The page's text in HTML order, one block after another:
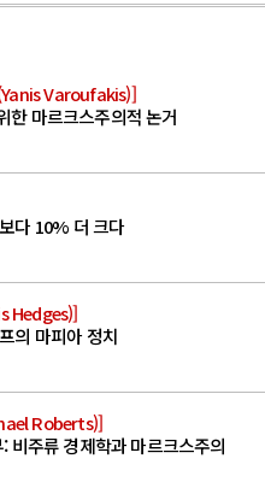
Varoufakis)]
한 마르크스주의적 논거
다 10% 더 크다
Hedges)]
의 마피아 정치
Roberts)]
비주류 경제학과 마르크스주의